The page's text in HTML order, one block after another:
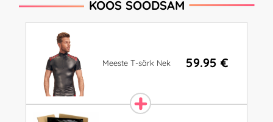
KOOS SOODSAM
Meeste T-särk Nek 59.95 €